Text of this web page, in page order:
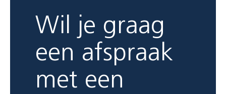
Wil je graag
een afspraak
met een